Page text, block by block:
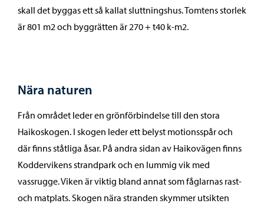
skall det byggas ett så kallat sluttningshus. Tomtens storlek
är 801 m2 och byggrätten är 270 + t40 k-m2.
Nära naturen
Från området leder en grönförbindelse till den stora
Haikoskogen. I skogen leder ett belyst motionsspår och
där finns ståtliga åsar. På andra sidan av Haikovägen finns
Koddervikens strandpark och en lummig vik med
vassrugge. Viken är viktig bland annat som fåglarnas rast-
och matplats. Skogen nära stranden skymmer utsikten